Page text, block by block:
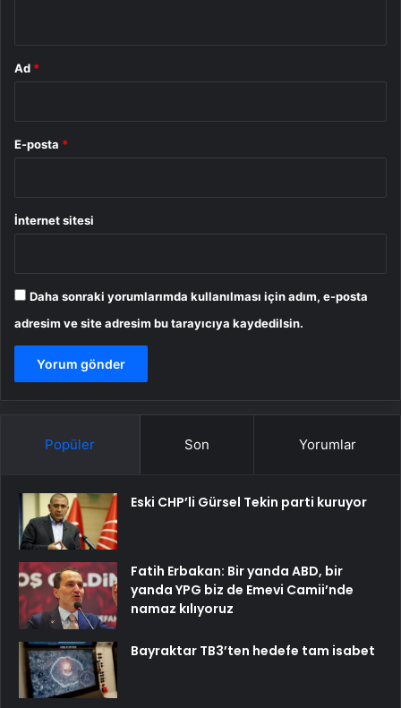
Ad *
E-posta *
İnternet sitesi
Daha sonraki yorumlarımda kullanılması için adım, e-posta
adresim ve site adresim bu tarayıcıya kaydedilsin.
Popüler Son Yorumlar
Eski CHP’li Gürsel Tekin parti kuruyor
Fatih Erbakan: Bir yanda ABD, bir
yanda YPG biz de Emevi Camii’nde
namaz kılıyoruz
Bayraktar TB3’ten hedefe tam isabet